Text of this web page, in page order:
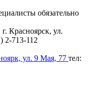
обязательно
Красноярск, ул.
2-713-112
ул. 9 Мая, 77 тел: